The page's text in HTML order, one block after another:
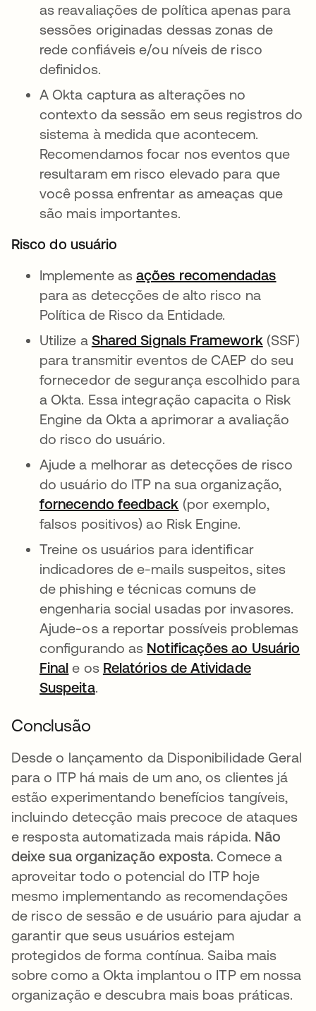
as reavaliações de política apenas para
sessões originadas dessas zonas de
rede confiáveis e/ou níveis de risco
definidos.
A Okta captura as alterações no
contexto da sessão em seus registros do
sistema à medida que acontecem.
Recomendamos focar nos eventos que
resultaram em risco elevado para que
você possa enfrentar as ameaças que
são mais importantes.
Risco do usuário
Implemente asações recomendadas
para as detecções de alto risco na
Política de Risco da Entidade.
Utilize a Shared Signals Framework (SSF)
para transmitir eventos de CAEP do seu
fornecedor de segurança escolhido para
a Okta. Essa integração capacita o Risk
Engine da Okta a aprimorar a avaliação
do risco do usuário.
Ajude a melhorar as detecções de risco
do usuário do ITP na sua organização,
fornecendo feedback (por exemplo,
falsos positivos) ao Risk Engine.
Treine os usuários para identificar
indicadores de e-mails suspeitos, sites
de phishing e técnicas comuns de
engenharia social usadas por invasores.
Ajude-os a reportar possíveis problemas
configurando as Notificações ao Usuário
Final e os Relatórios de Atividade
Suspeita.
Conclusão
Desde o lançamento da Disponibilidade Geral
para o ITP há mais de um ano, os clientes já
estão experimentando benefícios tangíveis,
incluindo detecção mais precoce de ataques
e resposta automatizada mais rápida. Não
deixe sua organização exposta. Comece a
aproveitar todo o potencial do ITP hoje
mesmo implementando as recomendações
de risco de sessão e de usuário para ajudar a
garantir que seus usuários estejam
protegidos de forma contínua. Saiba mais
sobre como a Okta implantou o ITP em nossa
organização e descubra mais boas práticas.